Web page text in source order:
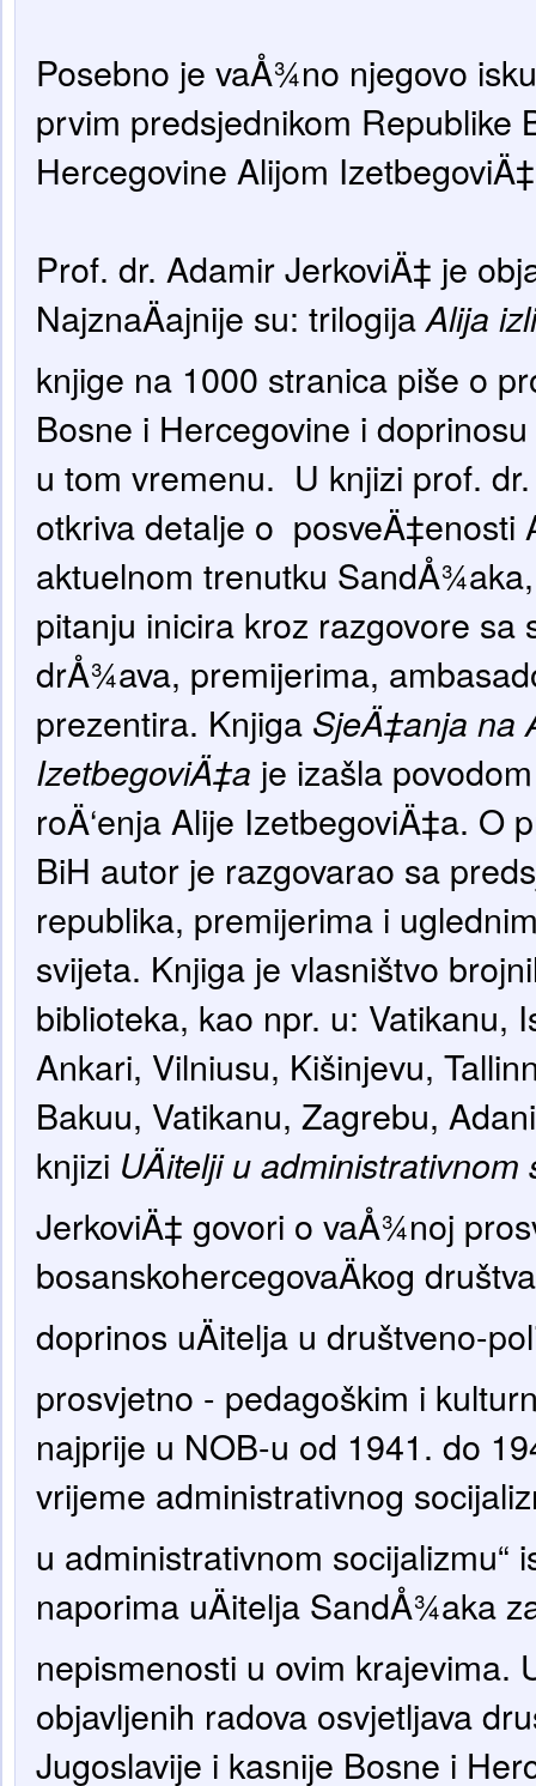
Posebno je vaÅ¾no njegovo
prvim predsjednikom Republike
Hercegovine Alijom
Prof. dr. Adamir JerkoviÄ‡ je
NajznaÄajnije su: trilogijaAlija
knjige na 1000 stranica piše o
Bosne i Hercegovine i
u tom vremenu. U knjizi prof.
otkriva detalje o posveÄ‡enosti
aktuelnom trenutku
pitanju inicira kroz razgovore sa
drÅ¾ava, premijerima,
prezentira. Knjiga SjeÄ‡anja na
IzetbegoviÄ‡a je izašla
roÄ‘enja Alije IzetbegoviÄ‡a. O
BiH autor je razgovarao sa
republika, premijerima i
svijeta. Knjiga je vlasništvo
biblioteka, kao npr. u: Vatikanu,
Ankari, Vilniusu, Kišinjevu,
Bakuu, Vatikanu, Zagrebu,
knjizi UÄitelji u
JerkoviÄ‡ govori o vaÅ¾noj
bosanskohercegovaÄkog
doprinos uÄitelja u društveno-
prosvjetno - pedagoškim i
najprije u NOB-u od 1941. do
vrijeme administrativnog
u administrativnom socijalizmu“
naporima uÄitelja SandÅ¾aka
nepismenosti u ovim krajevima.
objavljenih radova osvjetljava
Jugoslavije i kasnije Bosne i